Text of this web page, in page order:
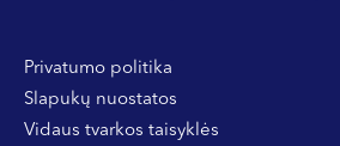
Privatumo politika
Slapukų nuostatos
Vidaus tvarkos taisyklės